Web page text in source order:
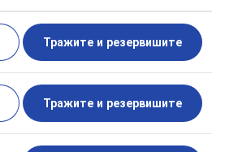
Тражите и резервишите
Тражите и резервишите